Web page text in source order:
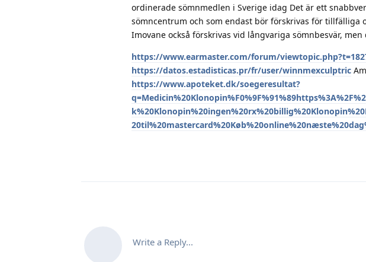
ordinerade sömnmedlen i Sverige idag Det är ett
sömncentrum och som endast bör förskrivas för tillfälliga
Imovane också förskrivas vid långvariga sömnbesvär,
https://www.earmaster.com/forum/
https://datos.estadisticas.pr/fr/user/winnmexculptric
https://www.apoteket.dk/soegeresultat?
Write a Reply...